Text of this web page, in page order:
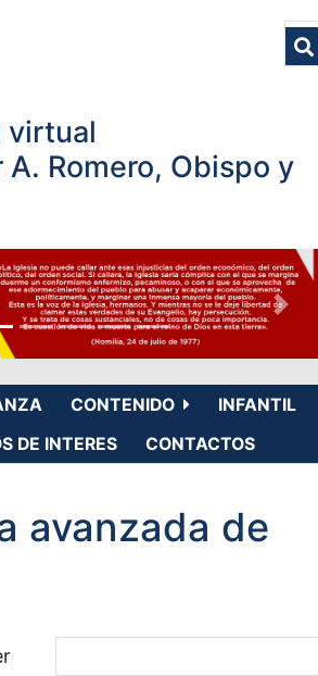
virtual
A. Romero, Obispo y
CONTENIDO
INFANTIL
DE INTERES
CONTACTOS
avanzada de